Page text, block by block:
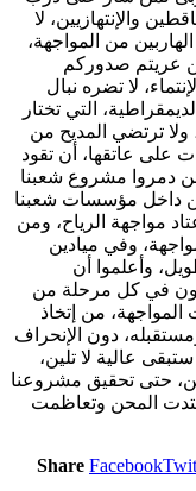
والإنتهازيين، لا
من المواجهة،
عريتم صدوركم
لا تضره نبال
التي تختار
ترتضي المديح من
على عاتقها، أن تقود
دمروا مشروع شعبنا
من داخل مؤسسات شعبنا
مواجهة الرياح، ومن
وفي ميادين
وأعلموا أن
في كل مرحلة من
من إتخاذ
دون الإنحراف
عالية لا تلين،
حتى تحقيق مشروعنا
المحن وتعاظمت
Share Facebook